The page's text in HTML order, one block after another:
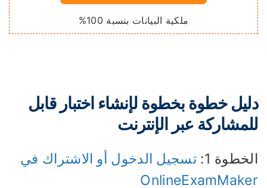
ملكية البيانات بنسبة 100%
خطوة بخطوة لإنشاء اختبار قابل
عبر الإنترنت
1:
تسجيل الدخول أو الاشتراك في